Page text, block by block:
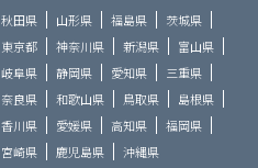
秋田県 山形県 福島県
茨城県
東京都 神奈川県 新潟県
富山県
岐阜県 静岡県 愛知県
三重県
奈良県 和歌山県 鳥取県
島根県
香川県 愛媛県 高知県
福岡県
宮崎県 鹿児島県 沖縄県